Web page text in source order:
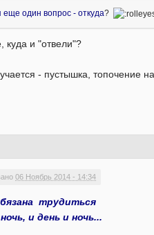
еще один вопрос - откуда?
куда и "отвели"?
- пустышка, топочение
06 Ноябрь 2014 - 14:34
трудиться
и день и ночь...